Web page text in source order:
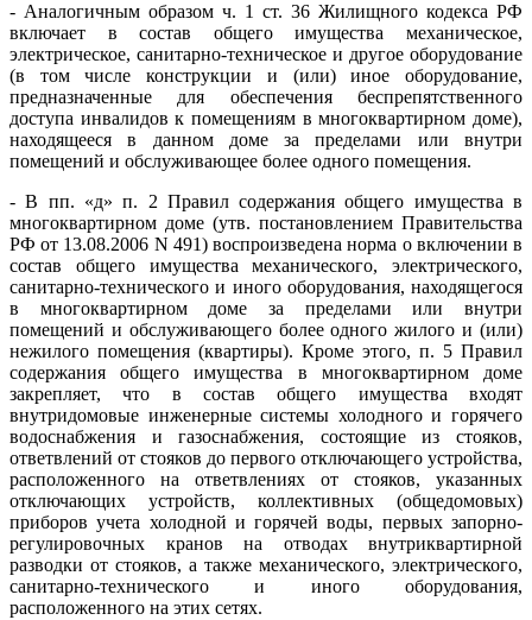
- Аналогичным образом ч. 1 ст. 36 Жилищного кодекса РФ
включает в состав общего имущества механическое,
электрическое, санитарно-техническое и другое оборудование
(в том числе конструкции и (или) иное оборудование,
предназначенные для обеспечения беспрепятственного
доступа инвалидов к помещениям в многоквартирном доме),
находящееся в данном доме за пределами или внутри
помещений и обслуживающее более одного помещения.
- В пп. «д» п. 2 Правил содержания общего имущества в
многоквартирном доме (утв. постановлением Правительства
РФ от 13.08.2006 N 491) воспроизведена норма о включении в
состав общего имущества механического, электрического,
санитарно-технического и иного оборудования, находящегося
в многоквартирном доме за пределами или внутри
помещений и обслуживающего более одного жилого и (или)
нежилого помещения (квартиры). Кроме этого, п. 5 Правил
содержания общего имущества в многоквартирном доме
закрепляет, что в состав общего имущества входят
внутридомовые инженерные системы холодного и горячего
водоснабжения и газоснабжения, состоящие из стояков,
ответвлений от стояков до первого отключающего устройства,
расположенного на ответвлениях от стояков, указанных
отключающих устройств, коллективных (общедомовых)
приборов учета холодной и горячей воды, первых запорно-
регулировочных кранов на отводах внутриквартирной
разводки от стояков, а также механического, электрического,
санитарно-технического и иного оборудования,
расположенного на этих сетях.